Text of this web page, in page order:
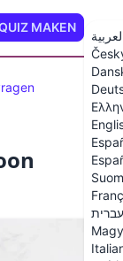
MAKEN
עברית